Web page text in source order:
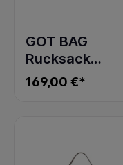
GOT BAG
Rucksack
ROLLTOP 2.0
MONOCHROME
169,00 €*